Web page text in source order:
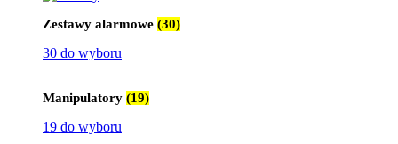
Zestawy alarmowe (30)
30 do wyboru
Manipulatory (19)
19 do wyboru